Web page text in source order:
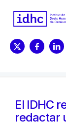
El IDHC
redactar